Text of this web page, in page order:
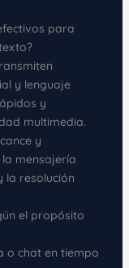
para
y lenguaje
y
multimedia.
y
mensajería
la resolución
el propósito
o chat en tiempo